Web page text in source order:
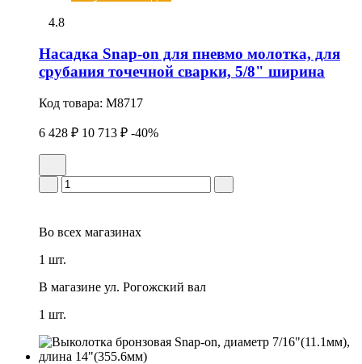
4.8
Насадка Snap-on для пневмо молотка, для
срубания точечной сварки, 5/8" ширина
Код товара: M8717
6 428 ₽ 10 713 ₽ -40%
Во всех магазинах
1 шт.
В магазине ул. Рогожский вал
1 шт.